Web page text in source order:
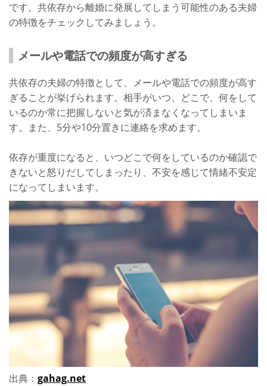
です。共依存から離婚に発展してしまう可能性のある夫婦
の特徴をチェックしてみましょう。
メールや電話での頻度が高すぎる
共依存の夫婦の特徴として、メールや電話での頻度が高す
ぎることが挙げられます。相手がいつ、どこで、何をして
いるのか常に把握しないと気が済まなくなってしまいま
す。また、5分や10分置きに連絡を求めます。
依存が重度になると、いつどこで何をしているのか確認で
きないと怒りだしてしまったり、不安を感じて情緒不安定
になってしまいます。
出典： gahag.net